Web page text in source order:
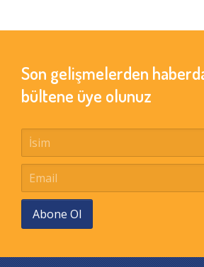
Son gelişmelerden
bültene üye olunuz
Abone Ol